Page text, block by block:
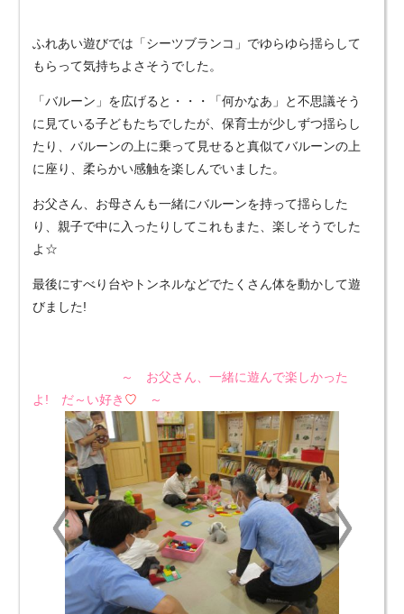
ふれあい遊びでは「シーツブランコ」でゆらゆら揺らして
もらって気持ちよさそうでした。
「バルーン」を広げると・・・「何かなあ」と不思議そう
に見ている子どもたちでしたが、保育士が少しずつ揺らし
たり、バルーンの上に乗って見せると真似てバルーンの上
に座り、柔らかい感触を楽しんでいました。
お父さん、お母さんも一緒にバルーンを持って揺らした
り、親子で中に入ったりしてこれもまた、楽しそうでした
よ☆
最後にすべり台やトンネルなどでたくさん体を動かして遊
びました!
～ お父さん、一緒に遊んで楽しかった
よ! だ～い好き ♡ ～